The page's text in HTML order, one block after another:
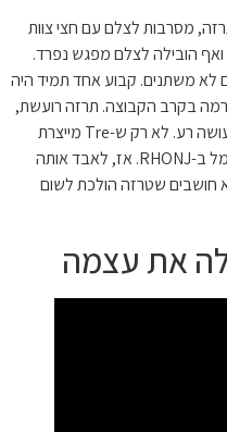
מסרבות לצלם עם חצי צוות
הובילה לצלם מפגש נפרד.
משתנים. קבוע אחד תמיד היה
בקרב הקבוצה. תרזה רועשת,
לא מתנצלת, ובאמת מאמינה שהיא לא עושה רע. לא רק ש-Tre מייצרת
כמה רגעי טלוויזיה נהדרים, אלא שהיא סמל ב-RHONJ. אז, לאבד אותה
חושבים שטרזה הולכת לשום
את עצמה